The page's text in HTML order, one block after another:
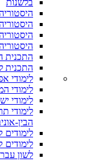
בלשנות
התכנית
התכנית
לימודי
לימודי
לימודי
לימודי
הבין-
לימודים
לימודים
לשון